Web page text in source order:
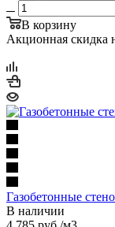
В корзину
Акционная скидка
Газобетонные
В наличии